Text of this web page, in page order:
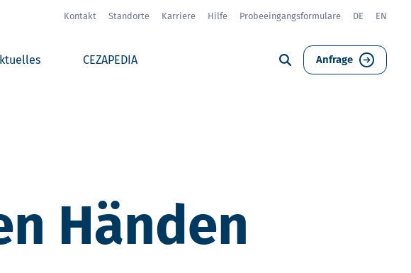
Kontakt Standorte Karriere Hilfe Probeeingangsformulare DE EN
CEZAPEDIA Anfrage
Händen